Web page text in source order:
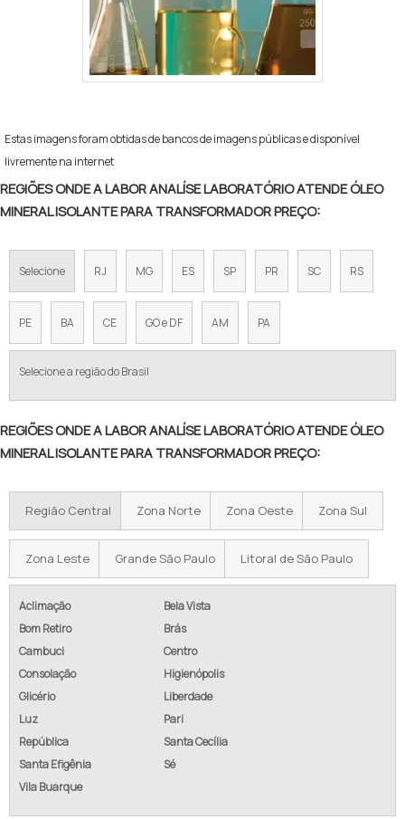
Estas imagens foram obtidas de bancos de imagens públicas e disponível
livremente na internet
REGIÕES ONDE A LABOR ANALÍSE LABORATÓRIO ATENDE ÓLEO
MINERAL ISOLANTE PARA TRANSFORMADOR PREÇO:
Selecione RJ MG ES SP PR SC RS
PE BA CE GO e DF AM PA
Selecione a região do Brasil
REGIÕES ONDE A LABOR ANALÍSE LABORATÓRIO ATENDE ÓLEO
MINERAL ISOLANTE PARA TRANSFORMADOR PREÇO:
Região Central Zona Norte Zona Oeste Zona Sul
Zona Leste Grande São Paulo Litoral de São Paulo
Aclimação
Bela Vista
Bom Retiro
Brás
Cambuci
Centro
Consolação
Higienópolis
Glicério
Liberdade
Luz
Pari
República
Santa Cecília
Santa Efigênia
Sé
Vila Buarque